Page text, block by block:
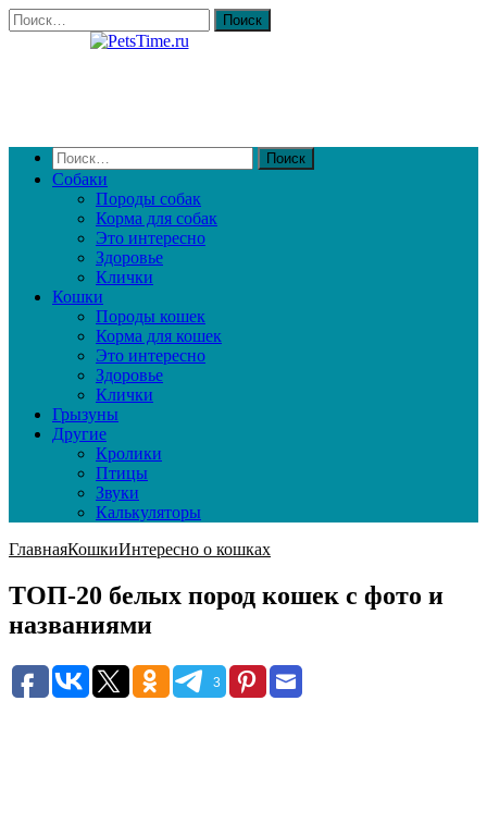
Собаки
Породы собак
Корма для собак
Это интересно
Здоровье
Клички
Кошки
Породы кошек
Корма для кошек
Это интересно
Здоровье
Клички
Грызуны
Другие
Кролики
Птицы
Звуки
Калькуляторы
ГлавнаяКошкиИнтересно о кошках
ТОП-20 белых пород кошек с фото и
названиями
3